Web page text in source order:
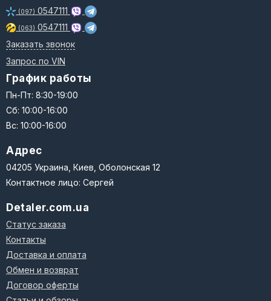
(097) 0547111
(063) 0547111
Заказать звонок
Запрос по VIN
График работы
Пн-Пт: 8:30-19:00
Сб: 10:00-16:00
Вс: 10:00-16:00
Адрес
04205 Украина, Киев, Оболонская 12
Контактное лицо: Сергей
Detaler.com.ua
Статус заказа
Контакты
Доставка и оплата
Обмен и возврат
Договор оферты